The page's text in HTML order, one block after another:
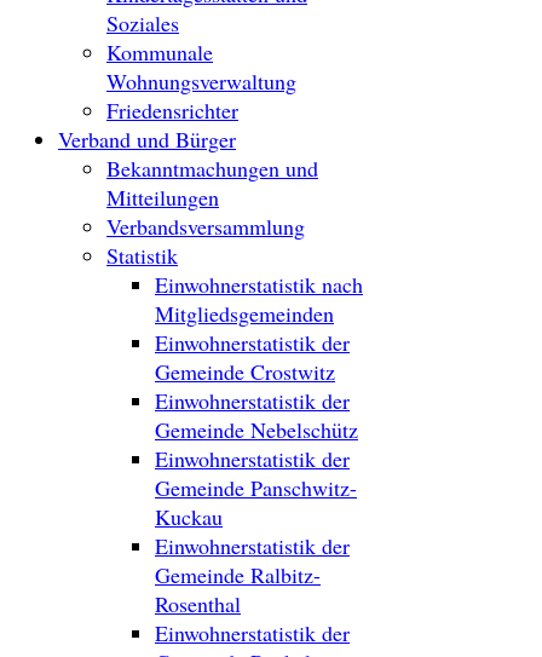
Soziales
Kommunale
Wohnungsverwaltung
Friedensrichter
Verband und Bürger
Bekanntmachungen und
Mitteilungen
Verbandsversammlung
Statistik
Einwohnerstatistik nach
Mitgliedsgemeinden
Einwohnerstatistik der
Gemeinde Crostwitz
Einwohnerstatistik der
Gemeinde Nebelschütz
Einwohnerstatistik der
Gemeinde Panschwitz-
Kuckau
Einwohnerstatistik der
Gemeinde Ralbitz-
Rosenthal
Einwohnerstatistik der